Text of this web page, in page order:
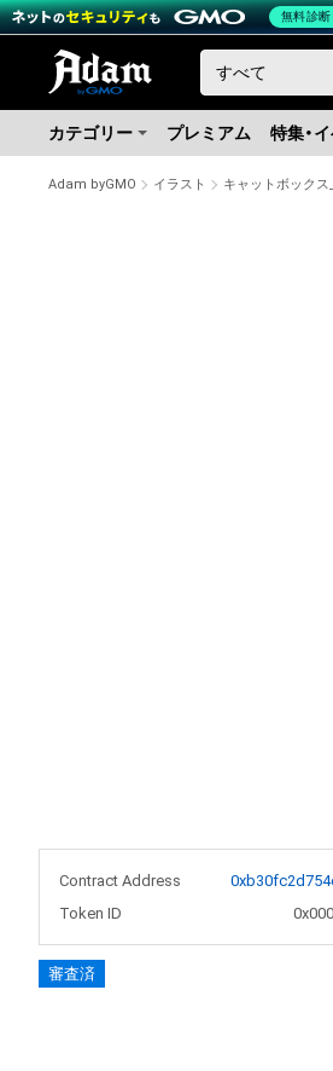
カテゴリー プレミアム 特集・
Adam byGMO イラスト キャットボック
Contract Address
Token ID
審査済
無料診断